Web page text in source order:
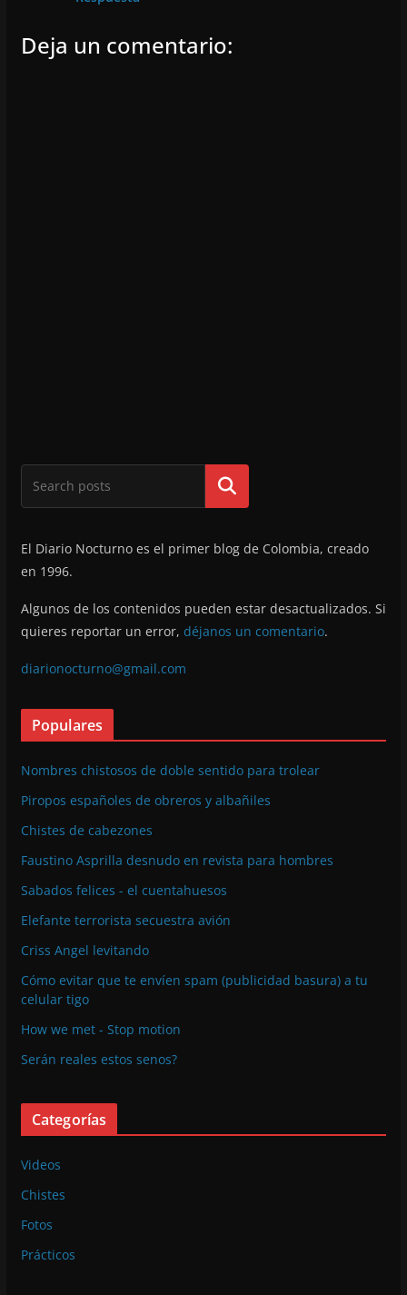
Deja un comentario:
Buscar
El Diario Nocturno es el primer blog de Colombia, creado
en 1996.
Algunos de los contenidos pueden estar desactualizados. Si
quieres reportar un error, déjanos un comentario.
diarionocturno@gmail.com
Populares
Nombres chistosos de doble sentido para trolear
Piropos españoles de obreros y albañiles
Chistes de cabezones
Faustino Asprilla desnudo en revista para hombres
Sabados felices - el cuentahuesos
Elefante terrorista secuestra avión
Criss Angel levitando
Cómo evitar que te envíen spam (publicidad basura) a tu
celular tigo
How we met - Stop motion
Serán reales estos senos?
Categorías
Videos
Chistes
Fotos
Prácticos